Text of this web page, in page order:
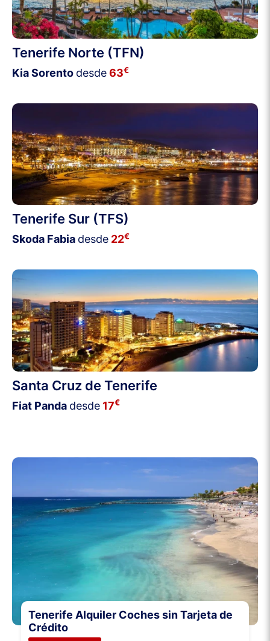
Tenerife Norte (TFN)
Kia Sorento desde63€
Tenerife Sur (TFS)
Skoda Fabia desde 22€
Santa Cruz de Tenerife
Fiat Panda desde 17€
Tenerife Alquiler Coches sin Tarjeta de
Crédito